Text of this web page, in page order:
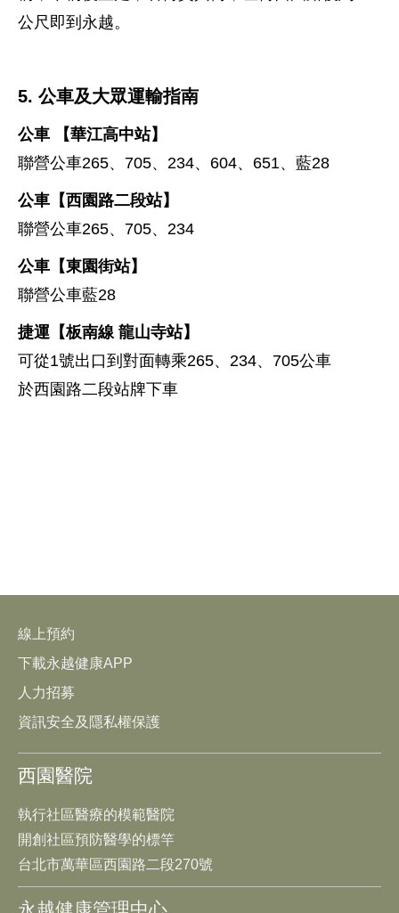
公尺即到永越。
5. 公車及大眾運輸指南
公車 【華江高中站】
聯營公車265、705、234、604、651、藍28
公車【西園路二段站】
聯營公車265、705、234
公車【東園街站】
聯營公車藍28
捷運【板南線 龍山寺站】
可從1號出口到對面轉乘265、234、705公車
於西園路二段站牌下車
線上預約
下載永越健康APP
人力招募
資訊安全及隱私權保護
西園醫院
執行社區醫療的模範醫院
開創社區預防醫學的標竿
台北市萬華區西園路二段270號